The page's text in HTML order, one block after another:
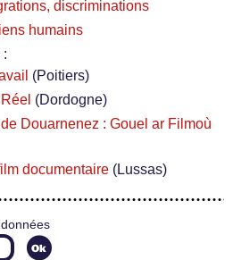
discriminations
humains
:
(Poitiers)
(Dordogne)
Douarnenez : Gouel ar Filmoù
documentaire (Lussas)